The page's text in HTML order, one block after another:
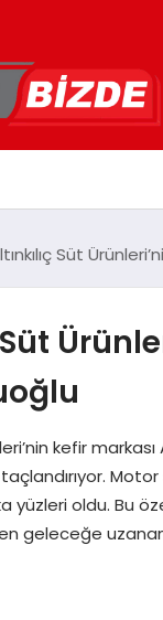
Süt
Süt
kefir
yüzleri oldu. Bu
geleceğe